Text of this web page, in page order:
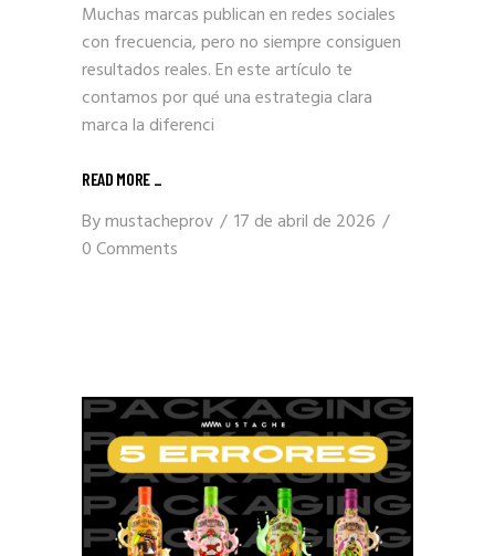
Muchas marcas publican en redes sociales
con frecuencia, pero no siempre consiguen
resultados reales. En este artículo te
contamos por qué una estrategia clara
marca la diferenci
READ MORE _
Bymustacheprov
17 de abril de 2026
0 Comments